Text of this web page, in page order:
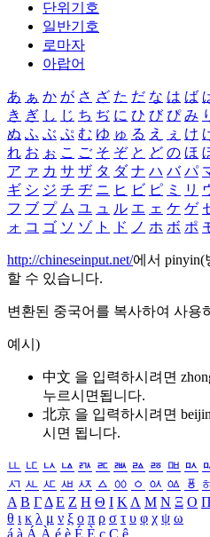
단위기호
일반기호
로마자
아랍어
あ ぁ か が さ ざ た だ な は ば
き ぎ し じ ち ぢ に ひ び ぴ み
ぬ ふ ぶ ぷ む ゆ ゅ る え ぇ け
れ お ぉ こ ご そ ぞ と ど の ほ
ア ァ カ サ ザ タ ダ ナ ハ バ パ
ギ シ ジ チ ヂ ニ ヒ ビ ピ ミ リ
フ ブ プ ム ユ ュ ル エ ェ ケ ゲ
ォ コ ゴ ソ ゾ ト ド ノ ホ ボ ポ
http://chineseinput.net/에서 pinyin(
할 수 있습니다.
변환된 중국어를 복사하여 사용
예시)
中文 을 입력하시려면
누르시면됩니다.
北京 을 입력하시려면
시면 됩니다.
ㅥ ㅦ ㅧ ㅨ ㅩ ㅪ ㅫ ㅬ ㅭ ㅮ ㅯ
ㅺ ㅻ ㅼ ㅽ ㅾ ㅿ ㆀ ㆁ ㆂ ㆃ ㆄ
Α Β ΓΔ Ε Ζ Η Θ Ι ΚΛ Μ Ν Ξ Ο Π
θ ι κ λ μ ν ξ ο π ρ σ τ υ φ χ ψ ω